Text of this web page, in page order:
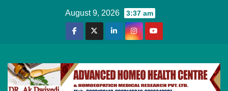
August 9, 2026 3:37 am